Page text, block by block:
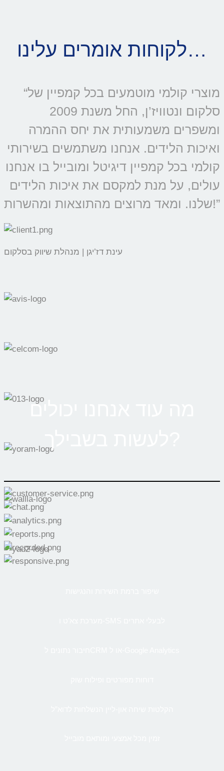
לקוחות אומרים עלינו…
“מוצרי קולמי מוטמעים בכל קמפיין של
סלקום ונטוויז’ן, החל משנת 2009
ומשפרים משמעותית את יחס ההמרה
ואיכות הלידים. אנחנו משתמשים בשירותי
קולמי בכל קמפיין דיגיטל ומובייל בו אנחנו
עולים, על מנת למקסם את איכות הלידים
שלנו. ומאד מרוצים מהתוצאות ומהשרות!”
עינת דז’יגן | מנהלת שיווק בסלקום
מה עוד אנחנו יכולים